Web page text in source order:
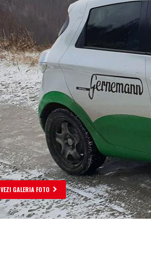
VEZI GALERIA FOTO